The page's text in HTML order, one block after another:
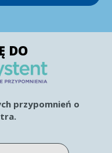
DO
przypomnień o